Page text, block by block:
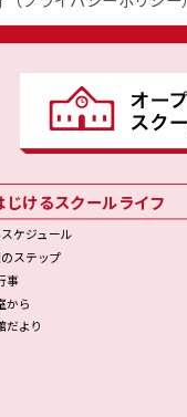
じけるスクールライフ
スケジュール
のステップ
事
から
だより